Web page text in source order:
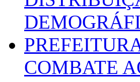
COMBATE